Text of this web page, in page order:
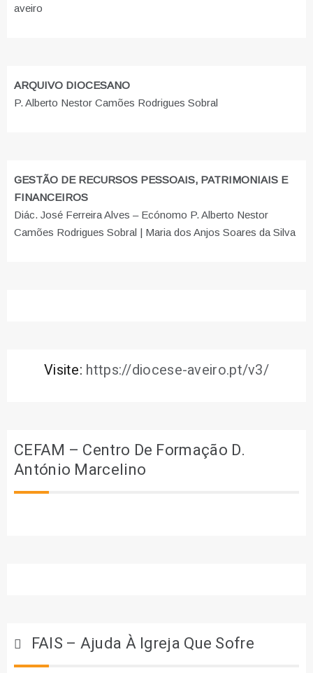
aveiro
ARQUIVO DIOCESANO
P. Alberto Nestor Camões Rodrigues Sobral
GESTÃO DE RECURSOS PESSOAIS, PATRIMONIAIS E
FINANCEIROS
Diác. José Ferreira Alves – Ecónomo P. Alberto Nestor
Camões Rodrigues Sobral | Maria dos Anjos Soares da Silva
Visite: https://diocese-aveiro.pt/v3/
CEFAM – Centro De Formação D.
António Marcelino
FAIS – Ajuda À Igreja Que Sofre